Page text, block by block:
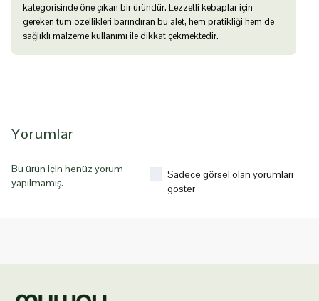
kategorisinde öne çıkan bir üründür. Lezzetli kebaplar için
gereken tüm özellikleri barındıran bu alet, hem pratikliği hem de
sağlıklı malzeme kullanımı ile dikkat çekmektedir.
Yorumlar
Bu ürün için henüz yorum
yapılmamış.
Sadece görsel olan yorumları
göster